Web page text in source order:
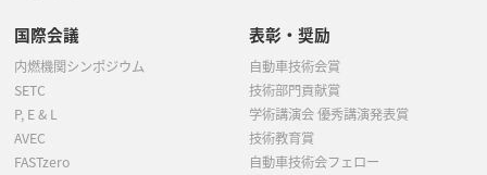
国際会議
内燃機関シンポジウム
SETC
P, E & L
AVEC
FASTzero
表彰・奨励
自動車技術会賞
技術部門貢献賞
学術講演会 優秀講演発表賞
技術教育賞
自動車技術会フェロー